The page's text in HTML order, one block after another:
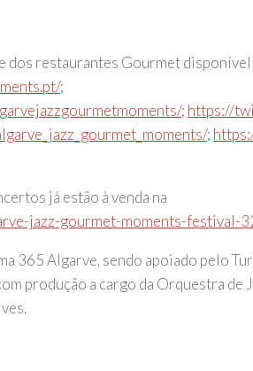
dos restaurantes Gourmet disponível
;
; https://
;
já estão à venda na
jazz-gourmet-moments-festival-
365 Algarve, sendo apoiado pelo
produção a cargo da Orquestra de